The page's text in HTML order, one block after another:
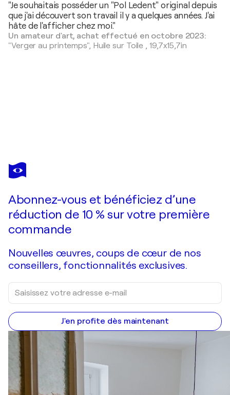
"Je souhaitais posséder un "Pol Ledent" original depuis
que j'ai découvert son travail il y a quelques années. J'ai
hâte de l'afficher chez moi."
Un amateur d'art, achat effectué en octobre 2023:
"Verger au printemps", Huile sur Toile , 19,7x15,7in
POL
LEDENT
Je passe commande
Abonnez-vous et bénéficiez d’une
réduction de 10 % sur votre première
commande
Nouvelles œuvres, coups de cœur de nos
conseillers, fonctionnalités exclusives.
J'en profite dès maintenant